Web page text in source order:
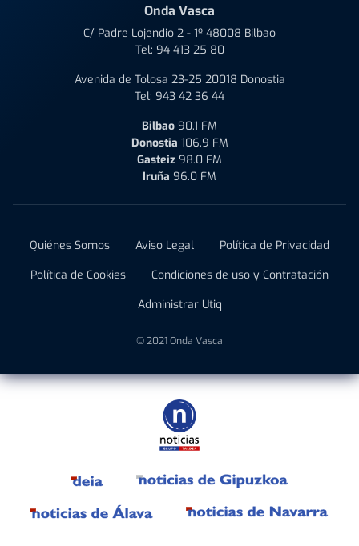
Onda Vasca
C/ Padre Lojendio 2 - 1º 48008 Bilbao
Tel: 94 413 25 80
Avenida de Tolosa 23-25 20018 Donostia
Tel: 943 42 36 44
Bilbao 90.1 FM
Donostia 106.9 FM
Gasteiz 98.0 FM
Iruña 96.0 FM
Quiénes Somos Aviso Legal
Política de Privacidad
Política de Cookies
Condiciones de uso y Contratación
Administrar Utiq
© 2021 Onda Vasca